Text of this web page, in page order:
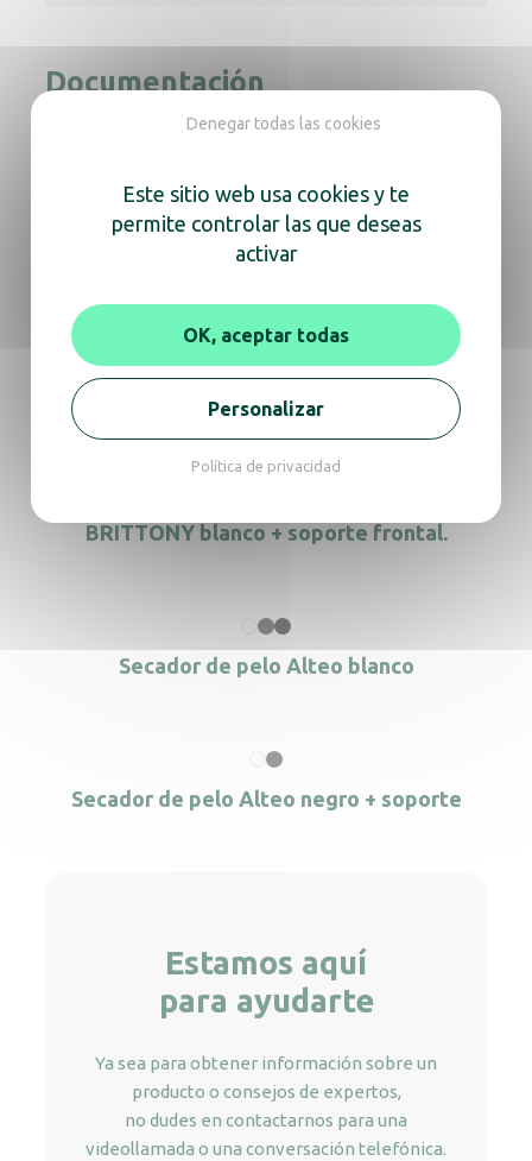
Documentación
En la misma gama, descubra
Clipper blanco + soporte universal
BRITTONY blanco + soporte frontal.
Secador de pelo Alteo blanco
Secador de pelo Alteo negro + soporte
Estamos aquí
para ayudarte
Ya sea para obtener información sobre un
producto o consejos de expertos,
no dudes en contactarnos para una
videollamada o una conversación telefónica.
Este sitio web usa cookies y te
permite controlar las que deseas
activar
OK, aceptar todas
Denegar todas las cookies
Personalizar
Política de privacidad